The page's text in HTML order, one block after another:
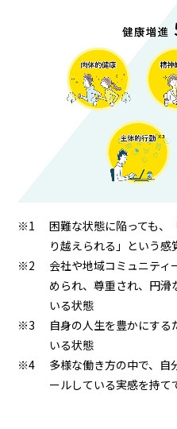
困難な状態に陥っても、
り越えられる」という感
会社や地域コミュニティ
められ、尊重され、円滑
いる状態
自身の人生を豊かにす
いる状態
多様な働き方の中で、自
ールしている実感を持て